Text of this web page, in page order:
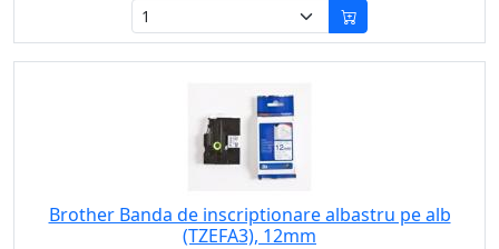
Brother Banda de inscriptionare albastru pe alb
(TZEFA3), 12mm